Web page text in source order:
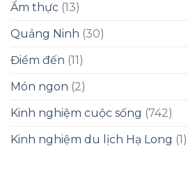
Ẩm thực (13)
Quảng Ninh (30)
Điểm đến (11)
Món ngon (2)
Kinh nghiệm cuộc sống (742)
Kinh nghiệm du lịch Hạ Long (1)